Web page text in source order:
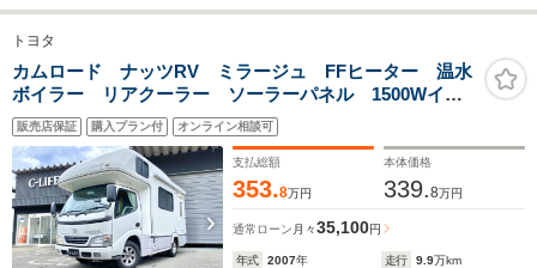
トヨタ
カムロード ナッツRV ミラージュ FFヒーター 温水
ボイラー リアクーラー ソーラーパネル 1500Wイン
バーター ルーフベント 防水マルチルーム 常設コン
ロ×2 TVモニター サイドオーニング リアラダー 社
外アルミ カセットトイレ
販売店保証 購入プラン付 オンライン相談可
支払総額
353.8万円
本体価格
339.8万円
通常ローン 月々35,100円
年式 2007年 走行 9.9万km